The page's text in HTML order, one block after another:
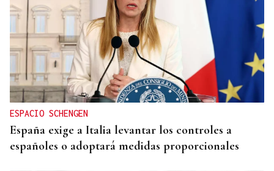
ESPACIO SCHENGEN
España exige a Italia levantar los controles a
españoles o adoptará medidas proporcionales